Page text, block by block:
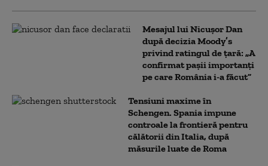
Mesajul lui Nicușor Dan
după decizia Moody’s
privind ratingul de țară: „A
confirmat pașii importanți
pe care România i-a făcut”
Tensiuni maxime în
Schengen. Spania impune
controale la frontieră pentru
călătorii din Italia, după
măsurile luate de Roma